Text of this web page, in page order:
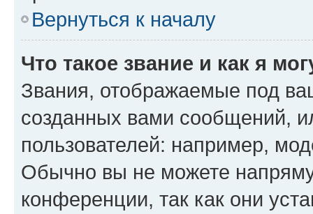
Вернуться к началу
Что такое звание и как я
Звания, отображаемые под
созданных вами сообщений,
пользователей: например,
Обычно вы не можете
конференции, так как они